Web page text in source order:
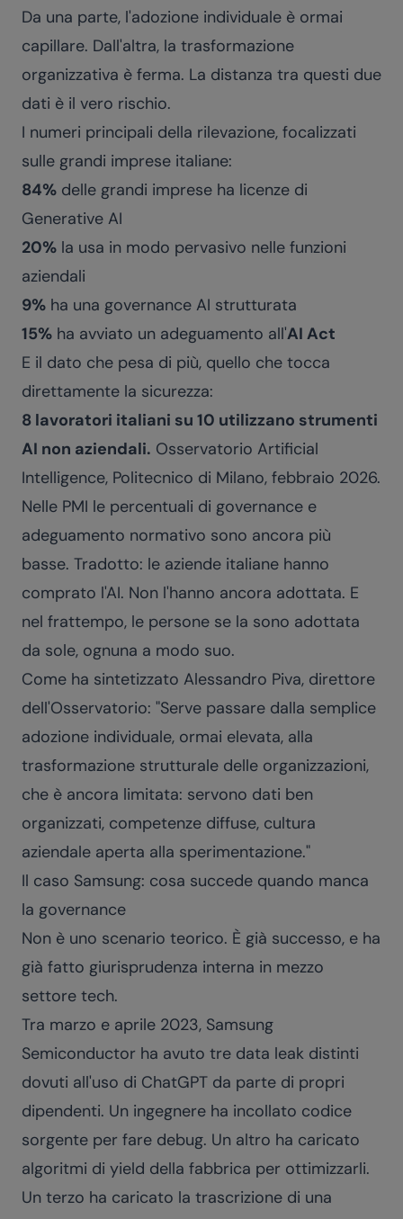
Da una parte, l'adozione individuale è ormai
capillare. Dall'altra, la trasformazione
organizzativa è ferma. La distanza tra questi due
dati è il vero rischio.
I numeri principali della rilevazione, focalizzati
sulle grandi imprese italiane:
84% delle grandi imprese ha licenze di
Generative AI
20% la usa in modo pervasivo nelle funzioni
aziendali
9% ha una governance AI strutturata
15% ha avviato un adeguamento all'AI Act
E il dato che pesa di più, quello che tocca
direttamente la sicurezza:
8 lavoratori italiani su 10 utilizzano strumenti
AI non aziendali. Osservatorio Artificial
Intelligence, Politecnico di Milano, febbraio 2026.
Nelle PMI le percentuali di governance e
adeguamento normativo sono ancora più
basse. Tradotto: le aziende italiane hanno
comprato l'AI. Non l'hanno ancora adottata. E
nel frattempo, le persone se la sono adottata
da sole, ognuna a modo suo.
Come ha sintetizzato Alessandro Piva, direttore
dell'Osservatorio: "Serve passare dalla semplice
adozione individuale, ormai elevata, alla
trasformazione strutturale delle organizzazioni,
che è ancora limitata: servono dati ben
organizzati, competenze diffuse, cultura
aziendale aperta alla sperimentazione."
Il caso Samsung: cosa succede quando manca
la governance
Non è uno scenario teorico. È già successo, e ha
già fatto giurisprudenza interna in mezzo
settore tech.
Tra marzo e aprile 2023, Samsung
Semiconductor ha avuto tre data leak distinti
dovuti all'uso di ChatGPT da parte di propri
dipendenti. Un ingegnere ha incollato codice
sorgente per fare debug. Un altro ha caricato
algoritmi di yield della fabbrica per ottimizzarli.
Un terzo ha caricato la trascrizione di una